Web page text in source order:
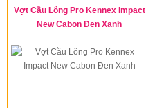
Vợt Cầu Lông Pro Kennex Impact
New Cabon Đen Xanh